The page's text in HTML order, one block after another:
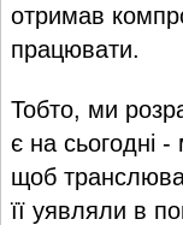
отримав
працювати.
Тобто, ми
є на сьогодні
щоб
її уявляли в